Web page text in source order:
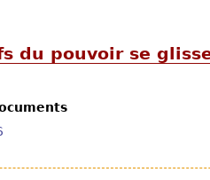
du pouvoir se